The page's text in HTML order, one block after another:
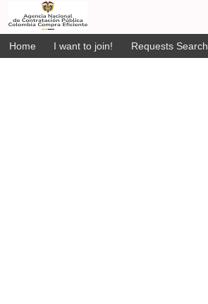
Home I want to join! Requests Search